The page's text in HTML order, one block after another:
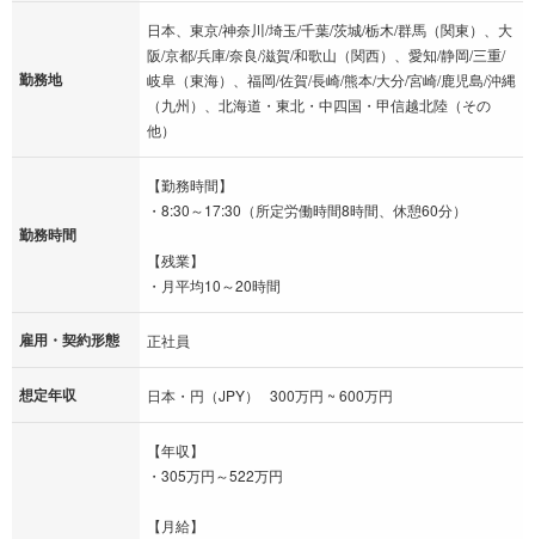
勤務地
日本、東京/神奈川/埼玉/千葉/茨城/栃木/群馬（関東）、大
阪/京都/兵庫/奈良/滋賀/和歌山（関西）、愛知/静岡/三重/
岐阜（東海）、福岡/佐賀/長崎/熊本/大分/宮崎/鹿児島/沖縄
（九州）、北海道・東北・中四国・甲信越北陸（その
他）
勤務時間
【勤務時間】
・8:30～17:30（所定労働時間8時間、休憩60分）
【残業】
・月平均10～20時間
雇用・契約形態 正社員
想定年収 日本・円（JPY） 300万円 ~ 600万円
【年収】
・305万円～522万円
【月給】